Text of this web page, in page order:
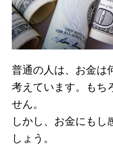
普通の人は、お金は
考えています。もち
せん。
しかし、お金にもし
しょう。